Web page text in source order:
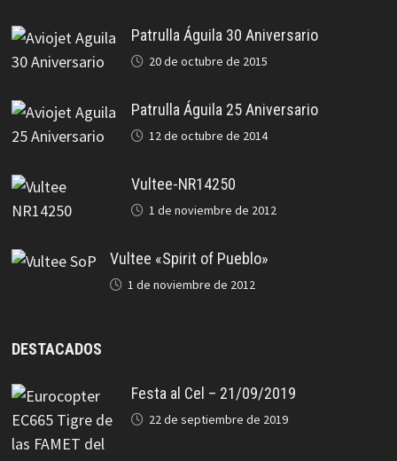
Patrulla Águila 30 Aniversario
20 de octubre de 2015
Patrulla Águila 25 Aniversario
12 de octubre de 2014
Vultee-NR14250
1 de noviembre de 2012
Vultee «Spirit of Pueblo»
1 de noviembre de 2012
DESTACADOS
Festa al Cel – 21/09/2019
22 de septiembre de 2019